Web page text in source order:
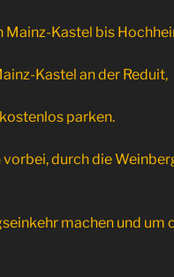
Mainz-Kastel bis
Kastel an der Reduit,
parken.
durch die
machen und um